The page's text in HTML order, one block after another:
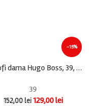
-15%
Pantofi dama Hugo Boss, 39, piele, negru
39
152,00lei 129,00lei